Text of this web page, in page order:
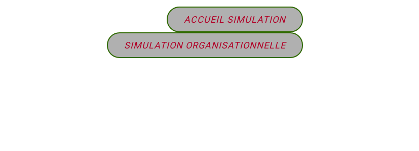
ACCUEIL SIMULATION
SIMULATION ORGANISATIONNELLE